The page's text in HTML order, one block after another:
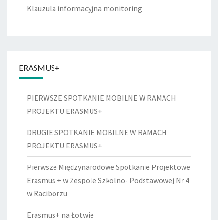
Klauzula informacyjna monitoring
ERASMUS+
PIERWSZE SPOTKANIE MOBILNE W RAMACH
PROJEKTU ERASMUS+
DRUGIE SPOTKANIE MOBILNE W RAMACH
PROJEKTU ERASMUS+
Pierwsze Międzynarodowe Spotkanie Projektowe
Erasmus + w Zespole Szkolno- Podstawowej Nr 4
w Raciborzu
Erasmus+ na Łotwie